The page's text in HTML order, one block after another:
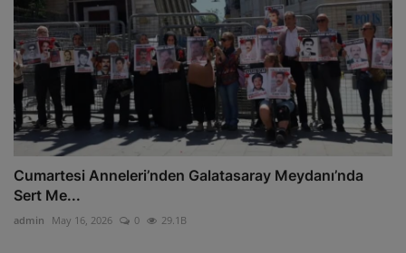
Cumartesi Anneleri’nden Galatasaray Meydanı’nda
Sert Me...
admin May 16, 2026 0 29.1B